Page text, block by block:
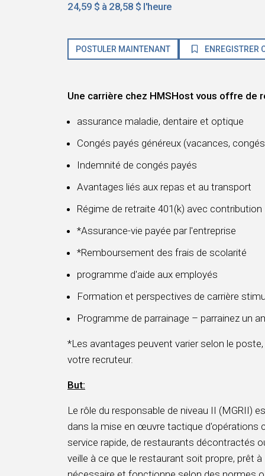
24,59 $ à 28,58 $ l'heure
POSTULER MAINTENANT ENREGISTRER
Une carrière chez HMSHost vous offre de
assurance maladie, dentaire et optique
Congés payés généreux (vacances,
Indemnité de congés payés
Avantages liés aux repas et au transport
Régime de retraite 401(k) avec
*Assurance-vie payée par l'entreprise
*Remboursement des frais de scolarité
programme d'aide aux employés
Formation et perspectives de carrière
Programme de parrainage – parrainez un
*Les avantages peuvent varier selon le
votre recruteur.
But:
Le rôle du responsable de niveau II (MGRII)
dans la mise en œuvre tactique d'opérations
service rapide, de restaurants décontractés
veille à ce que le restaurant soit propre, prêt